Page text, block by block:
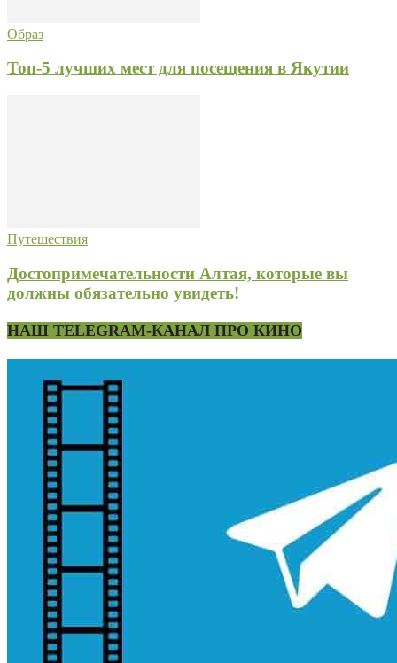
Образ
Топ-5 лучших мест для посещения в Якутии
Путешествия
Достопримечательности Алтая, которые вы
должны обязательно увидеть!
НАШ TELEGRAM-КАНАЛ ПРО КИНО